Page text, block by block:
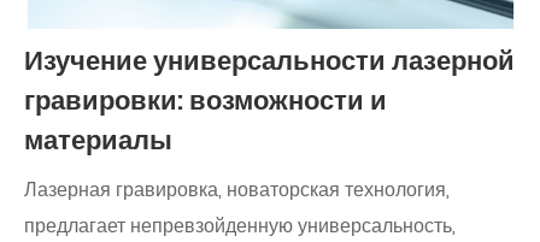
Изучение универсальности лазерной
гравировки: возможности и
материалы
Лазерная гравировка, новаторская технология,
предлагает непревзойденную универсальность,